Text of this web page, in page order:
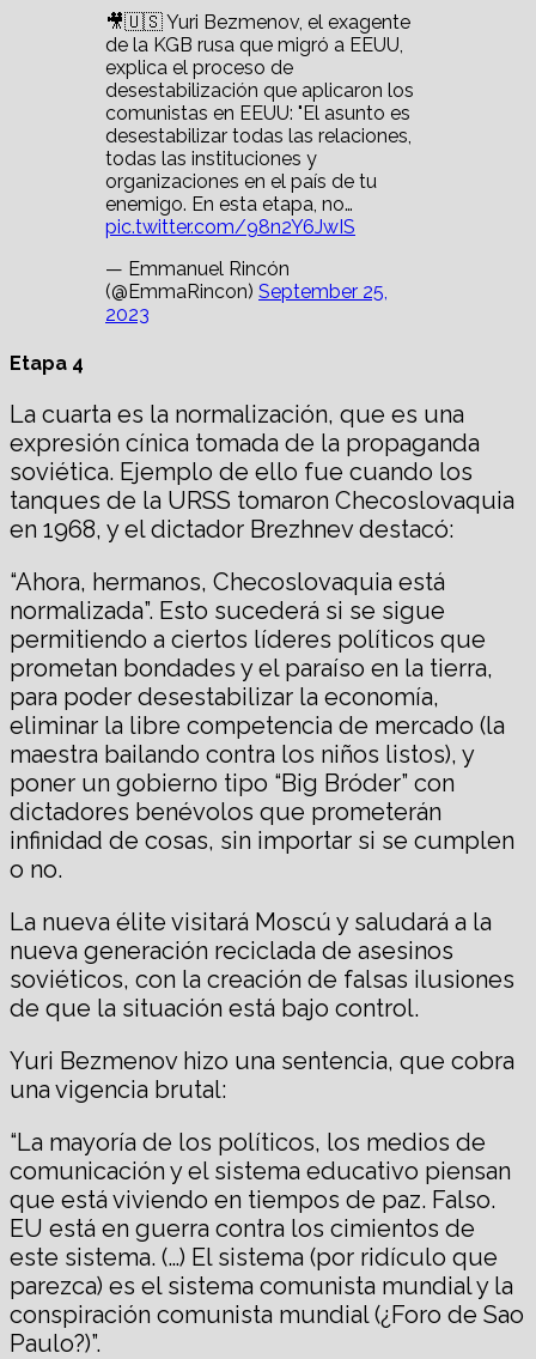
🎥🇺🇸 Yuri Bezmenov, el exagente
de la KGB rusa que migró a EEUU,
explica el proceso de
desestabilización que aplicaron los
comunistas en EEUU: "El asunto es
desestabilizar todas las relaciones,
todas las instituciones y
organizaciones en el país de tu
enemigo. En esta etapa, no…
pic.twitter.com/98n2Y6JwIS
— Emmanuel Rincón
(@EmmaRincon) September 25,
2023
Etapa 4
La cuarta es la normalización, que es una
expresión cínica tomada de la propaganda
soviética. Ejemplo de ello fue cuando los
tanques de la URSS tomaron Checoslovaquia
en 1968, y el dictador Brezhnev destacó:
“Ahora, hermanos, Checoslovaquia está
normalizada”. Esto sucederá si se sigue
permitiendo a ciertos líderes políticos que
prometan bondades y el paraíso en la tierra,
para poder desestabilizar la economía,
eliminar la libre competencia de mercado (la
maestra bailando contra los niños listos), y
poner un gobierno tipo “Big Bróder” con
dictadores benévolos que prometerán
infinidad de cosas, sin importar si se cumplen
o no.
La nueva élite visitará Moscú y saludará a la
nueva generación reciclada de asesinos
soviéticos, con la creación de falsas ilusiones
de que la situación está bajo control.
Yuri Bezmenov hizo una sentencia, que cobra
una vigencia brutal:
“La mayoría de los políticos, los medios de
comunicación y el sistema educativo piensan
que está viviendo en tiempos de paz. Falso.
EU está en guerra contra los cimientos de
este sistema. (…) El sistema (por ridículo que
parezca) es el sistema comunista mundial y la
conspiración comunista mundial (¿Foro de Sao
Paulo?)”.